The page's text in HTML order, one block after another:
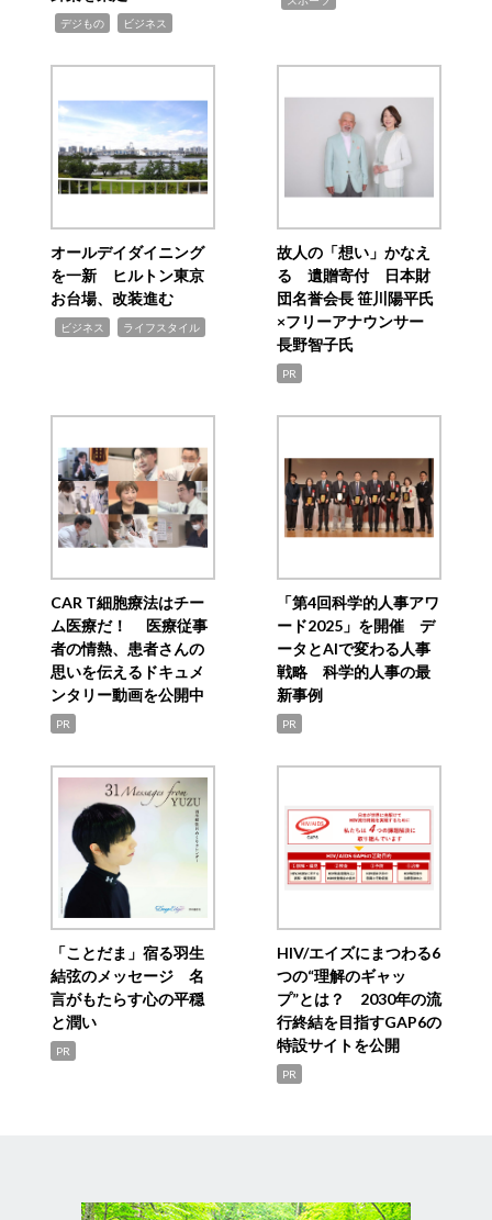
デジもの ビジネス
オールデイダイニング
を一新 ヒルトン東京
お台場、改装進む
ビジネス ライフスタイル
故人の「想い」かなえ
る 遺贈寄付 日本財
団名誉会長 笹川陽平氏
×フリーアナウンサー
長野智子氏
PR
CAR T細胞療法はチー
ム医療だ！ 医療従事
者の情熱、患者さんの
思いを伝えるドキュメ
ンタリー動画を公開中
PR
「第4回科学的人事アワ
ード2025」を開催 デ
ータとAIで変わる人事
戦略 科学的人事の最
新事例
PR
「ことだま」宿る羽生
結弦のメッセージ 名
言がもたらす心の平穏
と潤い
PR
HIV/エイズにまつわる6
つの“理解のギャッ
プ”とは？ 2030年の流
行終結を目指すGAP6の
特設サイトを公開
PR